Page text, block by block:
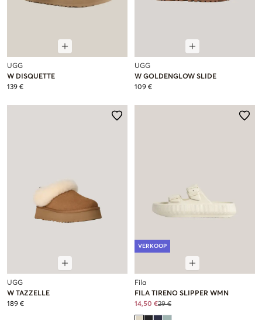
UGG
W DISQUETTE
139 €
UGG
W GOLDENGLOW SLIDE
109 €
UGG
W TAZZELLE
189 €
VERKOOP
Fila
FILA TIRENO SLIPPER WMN
14,50 €29 €